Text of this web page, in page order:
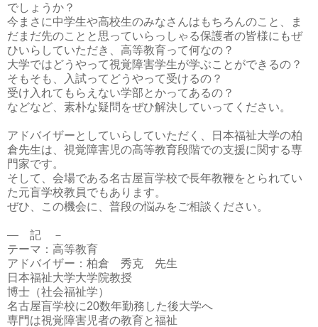
でしょうか？
今まさに中学生や高校生のみなさんはもちろんのこと、ま
だまだ先のことと思っていらっしゃる保護者の皆様にもぜ
ひいらしていただき、高等教育って何なの？
大学ではどうやって視覚障害学生が学ぶことができるの？
そもそも、入試ってどうやって受けるの？
受け入れてもらえない学部とかってあるの？
などなど、素朴な疑問をぜひ解決していってください。
アドバイザーとしていらしていただく、日本福祉大学の柏
倉先生は、視覚障害児の高等教育段階での支援に関する専
門家です。
そして、会場である名古屋盲学校で長年教鞭をとられてい
た元盲学校教員でもあります。
ぜひ、この機会に、普段の悩みをご相談ください。
― 記 －
テーマ：高等教育
アドバイザー：柏倉 秀克 先生
日本福祉大学大学院教授
博士（社会福祉学）
名古屋盲学校に20数年勤務した後大学へ
専門は視覚障害児者の教育と福祉